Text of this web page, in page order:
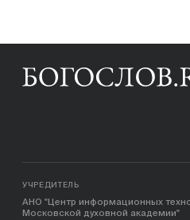
УЧРЕДИТЕЛЬ
АНО "Центр информационных
Московской духовной академии"